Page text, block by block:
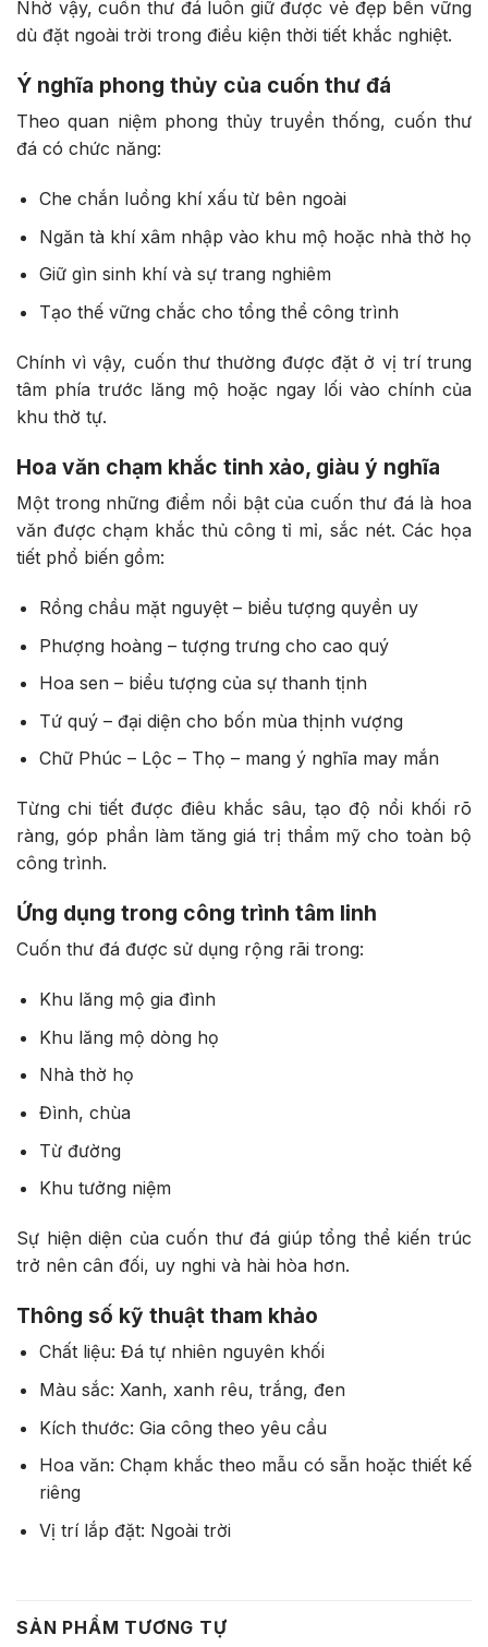
Nhờ vậy, cuốn thư đá luôn giữ được vẻ đẹp bền vững
dù đặt ngoài trời trong điều kiện thời tiết khắc nghiệt.
Ý nghĩa phong thủy của cuốn thư đá
Theo quan niệm phong thủy truyền thống, cuốn thư
đá có chức năng:
Che chắn luồng khí xấu từ bên ngoài
Ngăn tà khí xâm nhập vào khu mộ hoặc nhà thờ họ
Giữ gìn sinh khí và sự trang nghiêm
Tạo thế vững chắc cho tổng thể công trình
Chính vì vậy, cuốn thư thường được đặt ở vị trí trung
tâm phía trước lăng mộ hoặc ngay lối vào chính của
khu thờ tự.
Hoa văn chạm khắc tinh xảo, giàu ý nghĩa
Một trong những điểm nổi bật của cuốn thư đá là hoa
văn được chạm khắc thủ công tỉ mỉ, sắc nét. Các họa
tiết phổ biến gồm:
Rồng chầu mặt nguyệt – biểu tượng quyền uy
Phượng hoàng – tượng trưng cho cao quý
Hoa sen – biểu tượng của sự thanh tịnh
Tứ quý – đại diện cho bốn mùa thịnh vượng
Chữ Phúc – Lộc – Thọ – mang ý nghĩa may mắn
Từng chi tiết được điêu khắc sâu, tạo độ nổi khối rõ
ràng, góp phần làm tăng giá trị thẩm mỹ cho toàn bộ
công trình.
Ứng dụng trong công trình tâm linh
Cuốn thư đá được sử dụng rộng rãi trong:
Khu lăng mộ gia đình
Khu lăng mộ dòng họ
Nhà thờ họ
Đình, chùa
Từ đường
Khu tưởng niệm
Sự hiện diện của cuốn thư đá giúp tổng thể kiến trúc
trở nên cân đối, uy nghi và hài hòa hơn.
Thông số kỹ thuật tham khảo
Chất liệu: Đá tự nhiên nguyên khối
Màu sắc: Xanh, xanh rêu, trắng, đen
Kích thước: Gia công theo yêu cầu
Hoa văn: Chạm khắc theo mẫu có sẵn hoặc thiết kế
riêng
Vị trí lắp đặt: Ngoài trời
SẢN PHẨM TƯƠNG TỰ